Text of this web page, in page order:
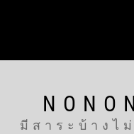
มีสาระบ้างไ